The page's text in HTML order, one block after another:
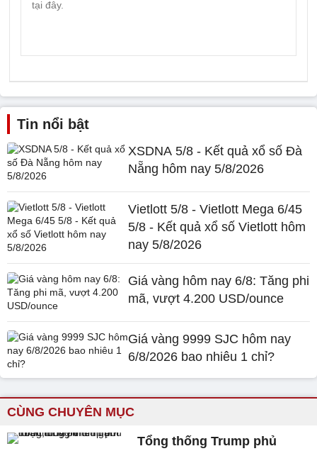
Tin nổi bật
XSDNA 5/8 - Kết quả xổ số Đà
Nẵng hôm nay 5/8/2026
Vietlott 5/8 - Vietlott Mega 6/45
5/8 - Kết quả xổ số Vietlott hôm
nay 5/8/2026
Giá vàng hôm nay 6/8: Tăng phi
mã, vượt 4.200 USD/ounce
Giá vàng 9999 SJC hôm nay
6/8/2026 bao nhiêu 1 chỉ?
CÙNG CHUYÊN MỤC
Tổng thống Trump phủ